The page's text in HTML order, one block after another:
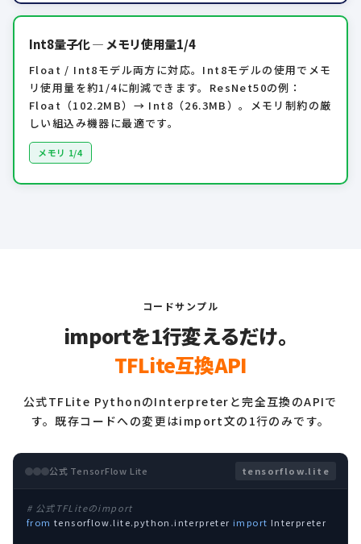
Int8量子化 — メモリ使用量1/4
Float / Int8モデル両方に対応。Int8モデルの使用でメモ
リ使用量を約1/4に削減できます。ResNet50の例：
Float（102.2MB）→ Int8（26.3MB）。メモリ制約の厳
しい組込み機器に最適です。
メモリ 1/4
コードサンプル
importを1行変えるだけ。
TFLite互換API
公式TFLite PythonのInterpreterと完全互換のAPIで
す。既存コードへの変更はimport文の1行のみです。
公式 TensorFlow Lite tensorflow.lite
# 公式TFLiteのimport
from tensorflow.lite.python.interpreter import Interpreter